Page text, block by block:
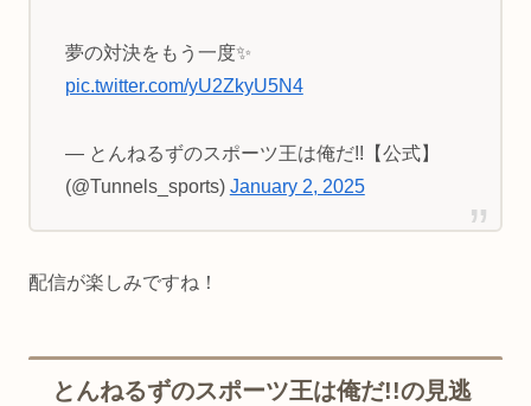
夢の対決をもう一度✨
pic.twitter.com/yU2ZkyU5N4
— とんねるずのスポーツ王は俺だ!!【公式】
(@Tunnels_sports) January 2, 2025
配信が楽しみですね！
とんねるずのスポーツ王は俺だ!!の見逃